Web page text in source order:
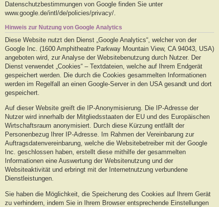
Datenschutzbestimmungen von Google finden Sie unter
www.google.de/intl/de/policies/privacy/.
Hinweis zur Nutzung von Google Analytics
Diese Website nutzt den Dienst „Google Analytics“, welcher von der
Google Inc. (1600 Amphitheatre Parkway Mountain View, CA 94043, USA)
angeboten wird, zur Analyse der Websitebenutzung durch Nutzer. Der
Dienst verwendet „Cookies“ – Textdateien, welche auf Ihrem Endgerät
gespeichert werden. Die durch die Cookies gesammelten Informationen
werden im Regelfall an einen Google-Server in den USA gesandt und dort
gespeichert.
Auf dieser Website greift die IP-Anonymisierung. Die IP-Adresse der
Nutzer wird innerhalb der Mitgliedsstaaten der EU und des Europäischen
Wirtschaftsraum anonymisiert. Durch diese Kürzung entfällt der
Personenbezug Ihrer IP-Adresse. Im Rahmen der Vereinbarung zur
Auftragsdatenvereinbarung, welche die Websitebetreiber mit der Google
Inc. geschlossen haben, erstellt diese mithilfe der gesammelten
Informationen eine Auswertung der Websitenutzung und der
Websiteaktivität und erbringt mit der Internetnutzung verbundene
Dienstleistungen.
Sie haben die Möglichkeit, die Speicherung des Cookies auf Ihrem Gerät
zu verhindern, indem Sie in Ihrem Browser entsprechende Einstellungen